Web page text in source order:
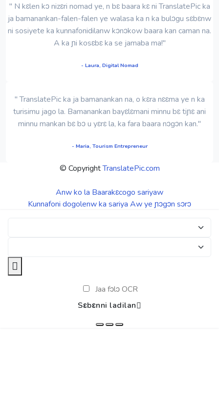
" N kɛlen kɔ nizɛri nomad ye, n bɛ baara kɛ ni TranslatePic ka
ja bamanankan-falen-falen ye walasa ka n ka bulɔgu sɛbɛnw
ni sosiyete ka kunnafonidilanw kɔnɔkow baara kan caman na.
A ka ɲi kosɛbɛ ka se jamaba ma!"
- Laura, Digital Nomad
" TranslatePic ka ja bamanankan na, o kɛra nɛɛma ye n ka
turisimu jago la. Bamanankan bayɛlɛmani minnu bɛ tiɲɛ ani
minnu mankan bɛ bɔ u yɛrɛ la, ka fara baara nɔgɔn kan."
- Maria, Tourism Entrepreneur
© CopyrightTranslatePic.com
Anw ko la Baarakɛcogo sariyaw
Kunnafoni dogolenw ka sariya Aw ye ɲɔgɔn sɔrɔ
Jaa fɔlɔ OCR
Sɛbɛnni ladilan